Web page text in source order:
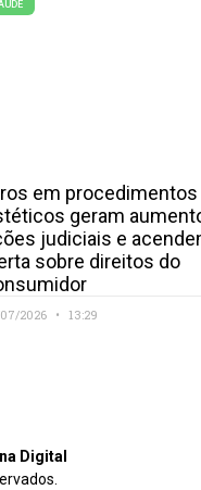
em procedimentos
geram
judiciais e
sobre direitos do
2026 13:29
Digital